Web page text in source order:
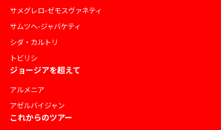
サメグレロ-ゼモスヴァネティ
サムツヘ-ジャバケティ
シダ・カルトリ
トビリシ
ジョージアを超えて
アルメニア
アゼルバイジャン
これからのツアー